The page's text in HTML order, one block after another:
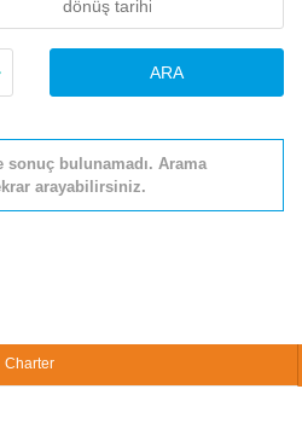
ARA
sonuç bulunamadı. Arama
arayabilirsiniz.
Charter